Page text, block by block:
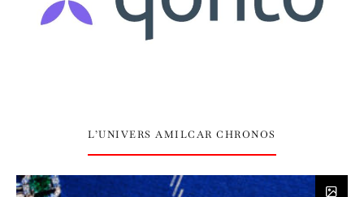
L’UNIVERS AMILCAR CHRONOS